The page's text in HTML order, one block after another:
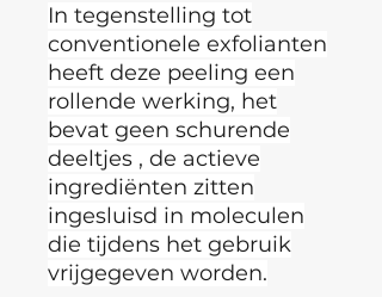
In tegenstelling tot
conventionele exfolianten
heeft deze peeling een
rollende werking, het
bevat geen schurende
deeltjes , de actieve
ingrediënten zitten
ingesluisd in moleculen
die tijdens het gebruik
vrijgegeven worden.